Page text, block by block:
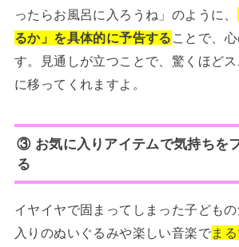
ったらお風呂に入ろうね」のように、
るか」を具体的に予告する ことで、
す。見通しが立つことで、驚くほど
に移ってくれますよ。
③ お気に入りアイテムで気持ちを
る
イヤイヤで固まってしまった子ども
入りのぬいぐるみや楽しい音楽でま